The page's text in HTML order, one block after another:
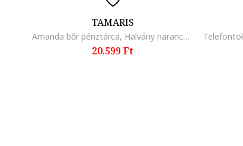
TAMARIS
Amanda bőr pénztárca, Halvány narancssárga
20.599 Ft